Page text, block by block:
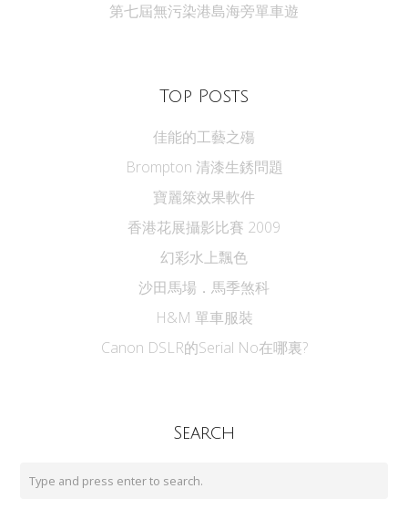
第七屆無污染港島海旁單車遊
Top Posts
佳能的工藝之殤
Brompton 清漆生銹問題
寶麗箂效果軟件
香港花展攝影比賽 2009
幻彩水上飄色
沙田馬場．馬季煞科
H&M 單車服裝
Canon DSLR的Serial No在哪裏?
Search